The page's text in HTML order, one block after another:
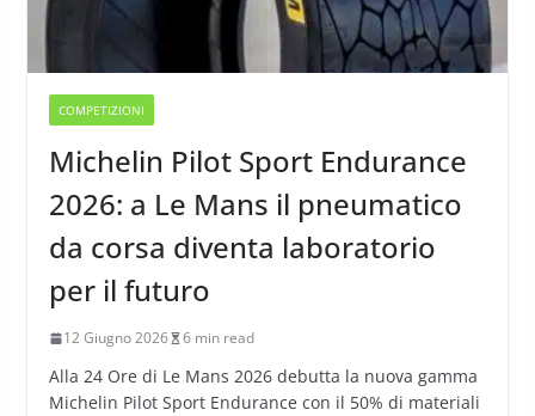
COMPETIZIONI
Michelin Pilot Sport Endurance
2026: a Le Mans il pneumatico
da corsa diventa laboratorio
per il futuro
12 Giugno 2026 6 min read
Alla 24 Ore di Le Mans 2026 debutta la nuova gamma
Michelin Pilot Sport Endurance con il 50% di materiali